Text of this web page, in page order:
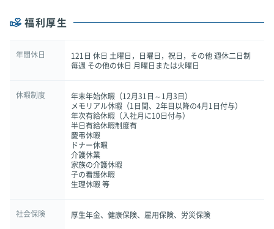
福利厚生
年間休日
121日 休日 土曜日，日曜日，祝日，その他 週休二日制
毎週 その他の休日 月曜日または火曜日
休暇制度
年末年始休暇（12月31日～1月3日）
メモリアル休暇（1日間、2年目以降の4月1日付与）
年次有給休暇（入社月に10日付与）
半日有給休暇制度有
慶弔休暇
ドナー休暇
介護休業
家族の介護休暇
子の看護休暇
生理休暇 等
社会保険 厚生年金、健康保険、雇用保険、労災保険